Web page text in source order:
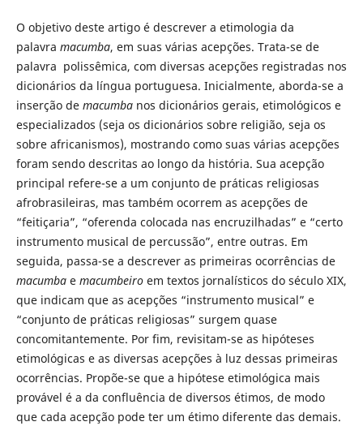
O objetivo deste artigo é descrever a etimologia da
palavra macumba, em suas várias acepções. Trata-se de
palavra polissêmica, com diversas acepções registradas nos
dicionários da língua portuguesa. Inicialmente, aborda-se a
inserção de macumba nos dicionários gerais, etimológicos e
especializados (seja os dicionários sobre religião, seja os
sobre africanismos), mostrando como suas várias acepções
foram sendo descritas ao longo da história. Sua acepção
principal refere-se a um conjunto de práticas religiosas
afrobrasileiras, mas também ocorrem as acepções de
“feitiçaria”, “oferenda colocada nas encruzilhadas” e “certo
instrumento musical de percussão”, entre outras. Em
seguida, passa-se a descrever as primeiras ocorrências de
macumba e macumbeiro em textos jornalísticos do século XIX,
que indicam que as acepções “instrumento musical” e
“conjunto de práticas religiosas” surgem quase
concomitantemente. Por fim, revisitam-se as hipóteses
etimológicas e as diversas acepções à luz dessas primeiras
ocorrências. Propõe-se que a hipótese etimológica mais
provável é a da confluência de diversos étimos, de modo
que cada acepção pode ter um étimo diferente das demais.